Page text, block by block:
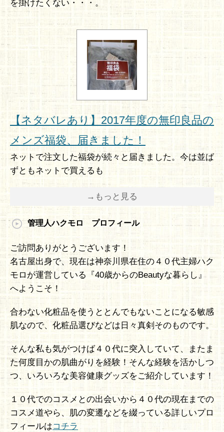
を掛けたくない・・・。
【ネタバレあり】2017年度の無印良品の
メンズ福袋、届きました！
ネットで注文した福袋が続々と届きました。今は並ば
ずともネットで買えるも
→もっと見る
管理人ハクモロ プロフィール
ご訪問ありがとうございます！
名古屋出身で、現在は神奈川県在住の４０代主婦ハク
モロが運営している『40歳からのBeautyな暮らし』
へようこそ！
合わない化粧品を使うととんでもないことになる敏感
肌なので、化粧品選びなどは日々真剣そのものです。
そんな私も気がつけば４０代に突入していて、またま
た何度目かの肌曲がりを経験！そんな経験を活かしつ
つ、いろいろな美容健康グッズをご紹介しています！
１０代でのコスメとの出会いから４０代の現在までの
コスメ道やら、肌の変遷などを綴っている詳しいプロ
フィールはコチラ